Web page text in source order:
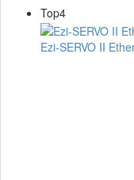
Top4
Ezi-SERVO II